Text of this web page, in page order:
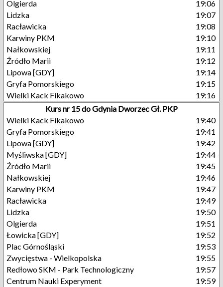
Olgierda
19:06
Lidzka
19:07
Racławicka
19:08
Karwiny PKM
19:10
Nałkowskiej
19:11
Źródło Marii
19:12
Lipowa [GDY]
19:14
Gryfa Pomorskiego
19:15
Wielki Kack Fikakowo
19:16
Kurs nr 15 do Gdynia Dworzec Gł. PKP
Wielki Kack Fikakowo
19:40
Gryfa Pomorskiego
19:41
Lipowa [GDY]
19:42
Myśliwska [GDY]
19:44
Źródło Marii
19:45
Nałkowskiej
19:46
Karwiny PKM
19:47
Racławicka
19:49
Lidzka
19:50
Olgierda
19:51
Łowicka [GDY]
19:52
Plac Górnośląski
19:53
Zwycięstwa - Wielkopolska
19:55
Redłowo SKM - Park Technologiczny
19:57
Centrum Nauki Experyment
19:59